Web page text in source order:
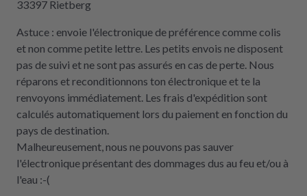
33397 Rietberg
Astuce : envoie l'électronique de préférence comme colis
et non comme petite lettre. Les petits envois ne disposent
pas de suivi et ne sont pas assurés en cas de perte. Nous
réparons et reconditionnons ton électronique et te la
renvoyons immédiatement. Les frais d'expédition sont
calculés automatiquement lors du paiement en fonction du
pays de destination.
Malheureusement, nous ne pouvons pas sauver
l'électronique présentant des dommages dus au feu et/ou à
l'eau :-(